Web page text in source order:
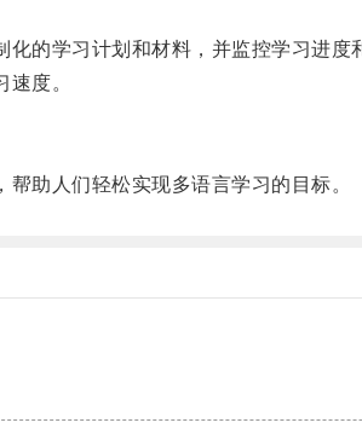
的学习计划和材料，并监控学习进度
度。
助人们轻松实现多语言学习的目标。